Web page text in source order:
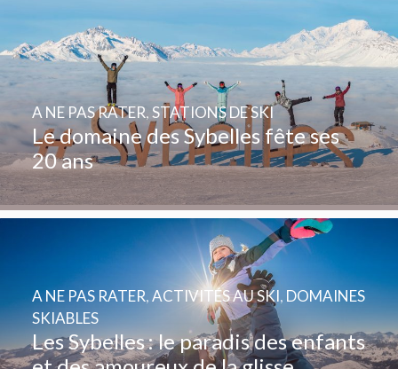
Le domaine des Sybelles fête ses
20 ans
A NE PAS RATER,STATIONS DE SKI
Les Sybelles : le paradis des enfants
A NE PAS RATER,ACTIVITÉS AU SKI, DOMAINES
SKIABLES